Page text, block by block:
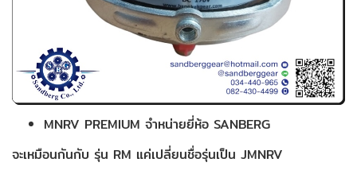
MNRV PREMIUM จำหน่ายยี่ห้อ SANBERG
จะเหมือนกันกับ รุ่น RM แค่เปลี่ยนชื่อรุ่นเป็น JMNRV